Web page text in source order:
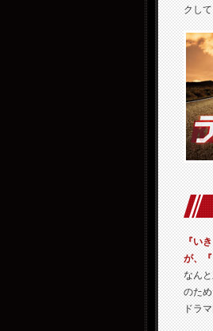
クし
『い
が、
なん
のた
ドラ